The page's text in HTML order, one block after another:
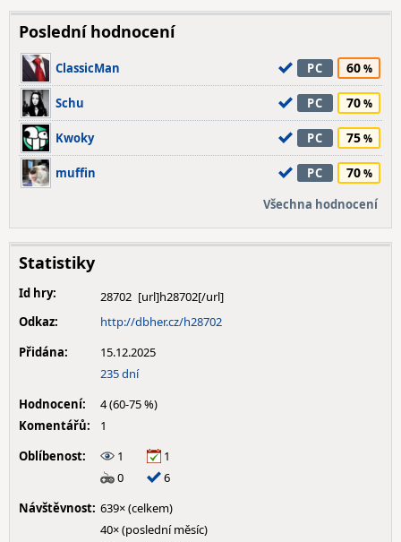
Poslední hodnocení
ClassicMan PC 60
Schu PC 70
Kwoky PC 75
muffin PC 70
Všechna hodnocení
Statistiky
Id hry:
28702
Odkaz:
http://dbher.cz/h28702
Přidána:
15.12.2025
235 dní
Hodnocení:
4 (60-75 %)
Komentářů:
1
Oblíbenost:
1
1
0
6
Návštěvnost: 639× (celkem)
40× (poslední měsíc)